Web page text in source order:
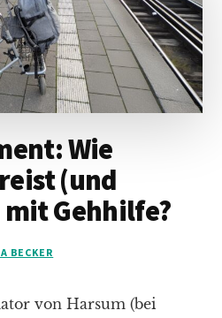
Wie
(und
Gehhilfe?
BECKER
von Harsum (bei